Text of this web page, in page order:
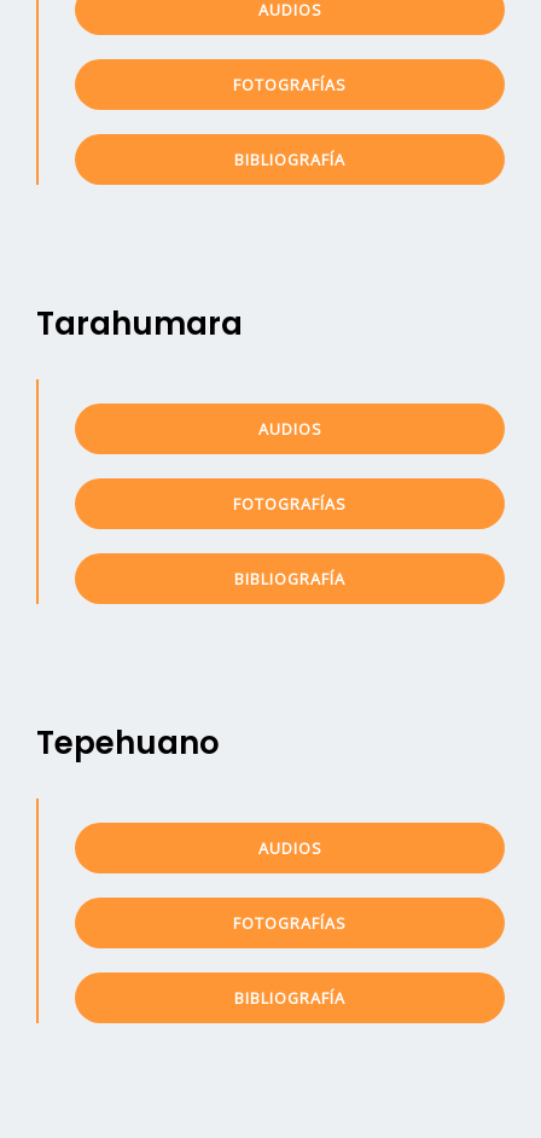
AUDIOS
FOTOGRAFÍAS
BIBLIOGRAFÍA
Tarahumara
AUDIOS
FOTOGRAFÍAS
BIBLIOGRAFÍA
Tepehuano
AUDIOS
FOTOGRAFÍAS
BIBLIOGRAFÍA